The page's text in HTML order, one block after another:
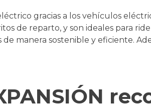
gracias a los vehículos
de reparto, y son ideales para
manera sostenible y eficiente.